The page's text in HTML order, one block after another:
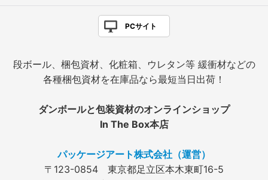
PCサイト
段ボール、梱包資材、化粧箱、ウレタン等 緩衝材などの
各種梱包資材を在庫品なら最短当日出荷！
ダンボールと包装資材のオンラインショップ
In The Box本店
パッケージアート株式会社（運営）
〒123-0854 東京都足立区本木東町16-5